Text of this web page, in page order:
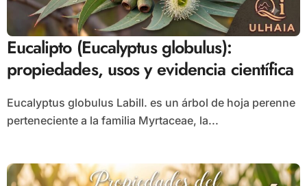
Eucalipto (Eucalyptus globulus):
propiedades, usos y evidencia científica
Eucalyptus globulus Labill. es un árbol de hoja perenne
perteneciente a la familia Myrtaceae, la...